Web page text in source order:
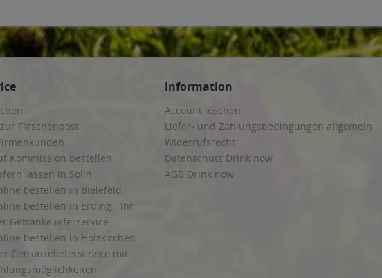
Flaschenpost
Kommission bestellen
lassen in Solln
bestellen in Bielefeld
bestellen in Erding - Ihr
Getränkelieferservice
bestellen in Holzkirchen -
Getränkelieferservice mit
Information
Account löschen
Liefer- und Zahlungsbedingungen allgemein
Widerrufsrecht
Datenschutz Drink now
AGB Drink now